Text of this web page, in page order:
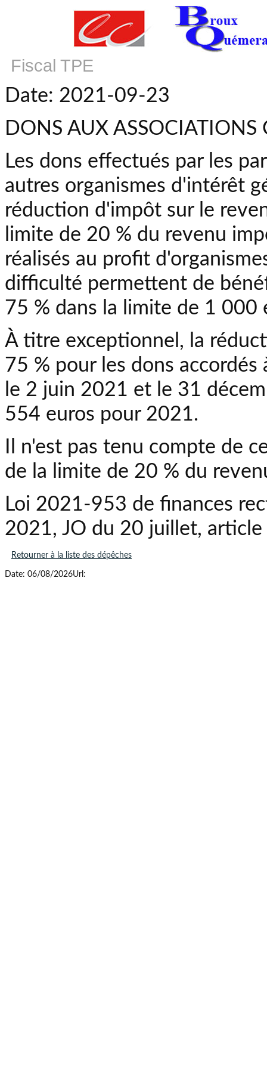
Fiscal TPE
Date: 2021-09-23
DONS AUX ASSOCIATIONS
Les dons effectués par les
autres organismes d'intérêt
réduction d'impôt sur le
limite de 20 % du revenu
réalisés au profit
difficulté permettent de
75 % dans la limite de 1 000
À titre exceptionnel, la
75 % pour les dons
le 2 juin 2021 et le 31
554 euros pour 2021.
Il n'est pas tenu compte de
de la limite de 20 % du
Loi 2021-953 de finances
2021, JO du 20 juillet,
Retourner à la liste des dépêches
Date: 06/08/2026Url: